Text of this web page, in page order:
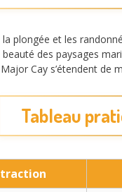
plongée et les
des paysages
Cay s’étendent
Tableau